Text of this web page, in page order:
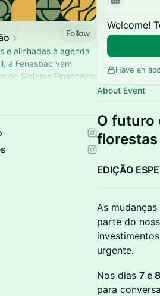
Follow
e alinhadas à agenda
a Fenasbac vem
do Sistema Financeiro
Welcome!
Have an
About Event
O futuro
florestas
EDIÇÃO
As
parte do
urgente.
Nos dias 7 e
para